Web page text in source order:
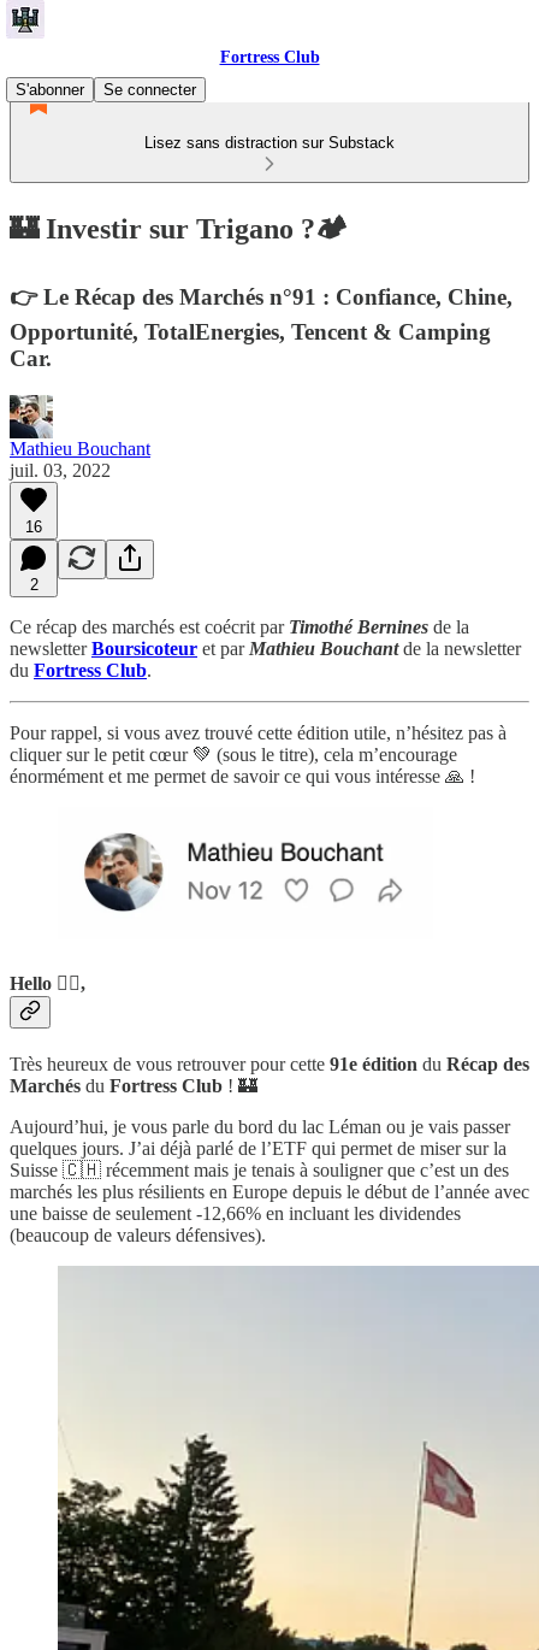
Fortress Club
S'abonner
Se connecter
Lisez sans distraction sur Substack
🏰 Investir sur Trigano ?🏕
👉 Le Récap des Marchés n°91 : Confiance, Chine,
Opportunité, TotalEnergies, Tencent & Camping
Car.
Mathieu Bouchant
juil. 03, 2022
16
2
Ce récap des marchés est coécrit par Timothé Bernines de la
newsletterBoursicoteur et par Mathieu Bouchantde la newsletter
du Fortress Club.
Pour rappel, si vous avez trouvé cette édition utile, n’hésitez pas à
cliquer sur le petit cœur 💚 (sous le titre), cela m’encourage
énormément et me permet de savoir ce qui vous intéresse 🙏 !
Hello 🙋‍♂️,
Très heureux de vous retrouver pour cette 91e édition du Récap des
Marchés du Fortress Club ! 🏰
Aujourd’hui, je vous parle du bord du lac Léman ou je vais passer
quelques jours. J’ai déjà parlé de l’ETF qui permet de miser sur la
Suisse 🇨🇭 récemment mais je tenais à souligner que c’est un des
marchés les plus résilients en Europe depuis le début de l’année avec
une baisse de seulement -12,66% en incluant les dividendes
(beaucoup de valeurs défensives).